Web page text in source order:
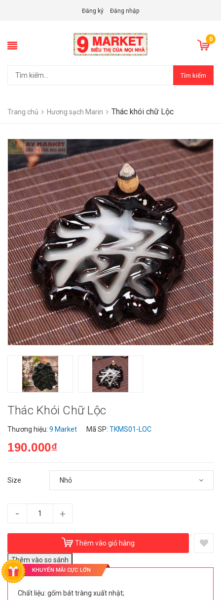
Đăng ký Đăng nhập
0
Tìm kiếm
Trang chủ Hương sạch Marin Thác khói chữ Lộc
Thác Khói Chữ Lộc
Thương hiệu: 9 Market Mã SP: TKMS01-LOC
190.000₫
Size
- +
Thêm vào giỏ hàng
KHUYẾN MÃI CỰC LỚN
Chất liệu: gốm bát tràng xuất nhật;